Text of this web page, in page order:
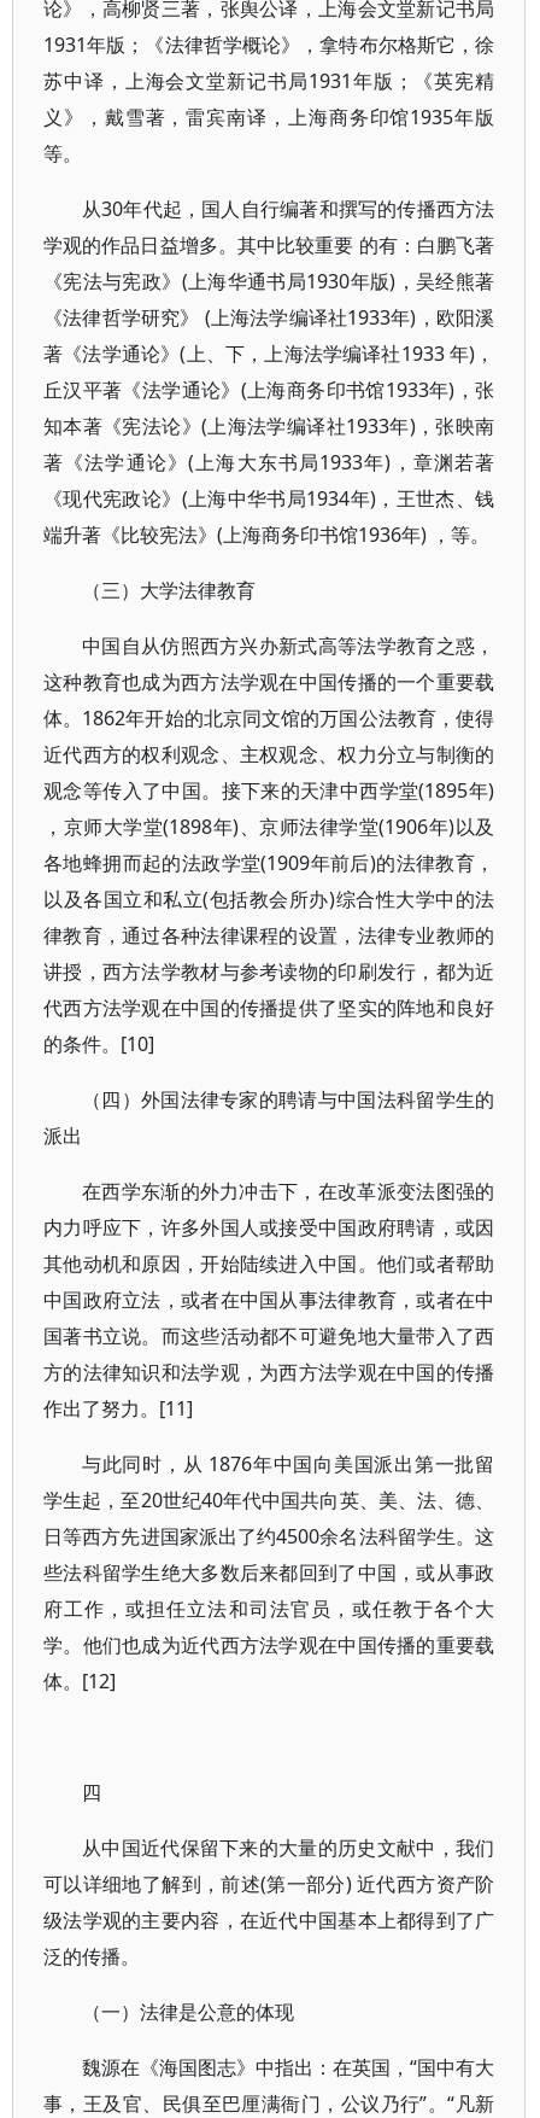
论》，高柳贤三著，张舆公译，上海会文堂新记书局
1931年版；《法律哲学概论》，拿特布尔格斯它，徐
苏中译，上海会文堂新记书局1931年版；《英宪精
义》，戴雪著，雷宾南译，上海商务印馆1935年版
等。
从30年代起，国人自行编著和撰写的传播西方法
学观的作品日益增多。其中比较重要 的有：白鹏飞著
《宪法与宪政》(上海华通书局1930年版)，吴经熊著
《法律哲学研究》 (上海法学编译社1933年)，欧阳溪
著《法学通论》(上、下，上海法学编译社1933 年)，
丘汉平著《法学通论》(上海商务印书馆1933年)，张
知本著《宪法论》(上海法学编译社1933年)，张映南
著《法学通论》(上海大东书局1933年)，章渊若著
《现代宪政论》(上海中华书局1934年)，王世杰、钱
端升著《比较宪法》(上海商务印书馆1936年) ，等。
（三）大学法律教育
中国自从仿照西方兴办新式高等法学教育之惑，
这种教育也成为西方法学观在中国传播的一个重要载
体。1862年开始的北京同文馆的万国公法教育，使得
近代西方的权利观念、主权观念、权力分立与制衡的
观念等传入了中国。接下来的天津中西学堂(1895年)
，京师大学堂(1898年)、京师法律学堂(1906年)以及
各地蜂拥而起的法政学堂(1909年前后)的法律教育，
以及各国立和私立(包括教会所办)综合性大学中的法
律教育，通过各种法律课程的设置，法律专业教师的
讲授，西方法学教材与参考读物的印刷发行，都为近
代西方法学观在中国的传播提供了坚实的阵地和良好
的条件。[10]
（四）外国法律专家的聘请与中国法科留学生的
派出
在西学东渐的外力冲击下，在改革派变法图强的
内力呼应下，许多外国人或接受中国政府聘请，或因
其他动机和原因，开始陆续进入中国。他们或者帮助
中国政府立法，或者在中国从事法律教育，或者在中
国著书立说。而这些活动都不可避免地大量带入了西
方的法律知识和法学观，为西方法学观在中国的传播
作出了努力。[11]
与此同时，从 1876年中国向美国派出第一批留
学生起，至20世纪40年代中国共向英、美、法、德、
日等西方先进国家派出了约4500余名法科留学生。这
些法科留学生绝大多数后来都回到了中国，或从事政
府工作，或担任立法和司法官员，或任教于各个大
学。他们也成为近代西方法学观在中国传播的重要载
体。[12]
四
从中国近代保留下来的大量的历史文献中，我们
可以详细地了解到，前述(第一部分) 近代西方资产阶
级法学观的主要内容，在近代中国基本上都得到了广
泛的传播。
（一）法律是公意的体现
魏源在《海国图志》中指出：在英国，“国中有大
事，王及官、民俱至巴厘满衙门，公议乃行”。“凡新